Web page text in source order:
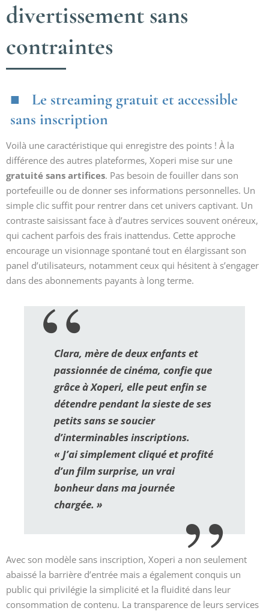
divertissement sans
contraintes
Le streaming gratuit et accessible
sans inscription
Voilà une caractéristique qui enregistre des points ! À la
différence des autres plateformes, Xoperi mise sur une
gratuité sans artifices. Pas besoin de fouiller dans son
portefeuille ou de donner ses informations personnelles. Un
simple clic suffit pour rentrer dans cet univers captivant. Un
contraste saisissant face à d’autres services souvent onéreux,
qui cachent parfois des frais inattendus. Cette approche
encourage un visionnage spontané tout en élargissant son
panel d’utilisateurs, notamment ceux qui hésitent à s’engager
dans des abonnements payants à long terme.
Clara, mère de deux enfants et
passionnée de cinéma, confie que
grâce à Xoperi, elle peut enfin se
détendre pendant la sieste de ses
petits sans se soucier
d’interminables inscriptions.
« J’ai simplement cliqué et profité
d’un film surprise, un vrai
bonheur dans ma journée
chargée. »
Avec son modèle sans inscription, Xoperi a non seulement
abaissé la barrière d’entrée mais a également conquis un
public qui privilégie la simplicité et la fluidité dans leur
consommation de contenu. La transparence de leurs services